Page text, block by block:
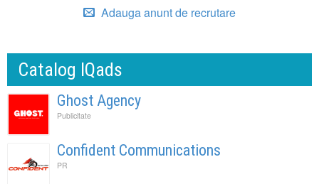
Adauga anunt de recrutare
Catalog IQads
Ghost Agency
Publicitate
Confident Communications
PR